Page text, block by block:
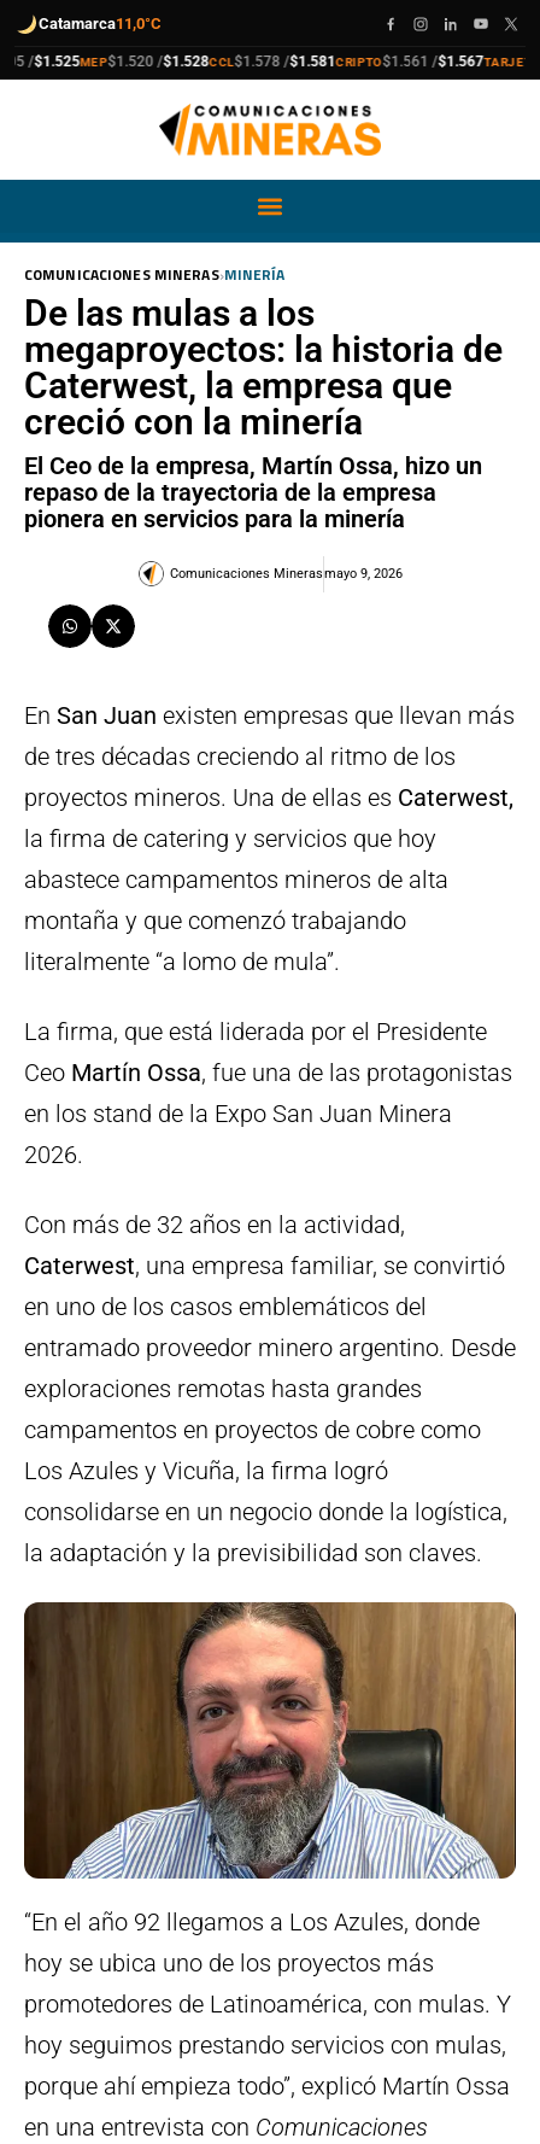
Catamarca11,0°C
$1.525 MEP
compra$1.520 /
venta $1.528 CCL
compra$1.578 /
venta $1.581 CRIPTO
compra$1.561 /
venta $1.567 TARJETA
compra
venta
COMUNICACIONES MINERAS›MINERÍA
De las mulas a los
megaproyectos: la historia de
Caterwest, la empresa que
creció con la minería
El Ceo de la empresa, Martín Ossa, hizo un
repaso de la trayectoria de la empresa
pionera en servicios para la minería
Comunicaciones Minerasmayo 9, 2026
En San Juan existen empresas que llevan más
de tres décadas creciendo al ritmo de los
proyectos mineros. Una de ellas es Caterwest,
la firma de catering y servicios que hoy
abastece campamentos mineros de alta
montaña y que comenzó trabajando
literalmente “a lomo de mula”.
La firma, que está liderada por el Presidente
Ceo Martín Ossa, fue una de las protagonistas
en los stand de la Expo San Juan Minera
2026.
Con más de 32 años en la actividad,
Caterwest, una empresa familiar, se convirtió
en uno de los casos emblemáticos del
entramado proveedor minero argentino. Desde
exploraciones remotas hasta grandes
campamentos en proyectos de cobre como
Los Azules y Vicuña, la firma logró
consolidarse en un negocio donde la logística,
la adaptación y la previsibilidad son claves.
“En el año 92 llegamos a Los Azules, donde
hoy se ubica uno de los proyectos más
promotedores de Latinoamérica, con mulas. Y
hoy seguimos prestando servicios con mulas,
porque ahí empieza todo”, explicó Martín Ossa
en una entrevista con Comunicaciones